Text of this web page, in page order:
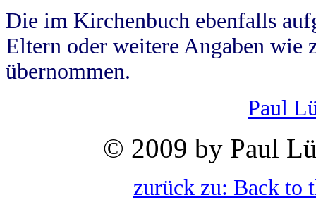
Die im Kirchenbuch ebenfalls
Eltern oder weitere Angaben wie
übernommen.
Paul
© 2009 by Paul
zurück zu: Back to